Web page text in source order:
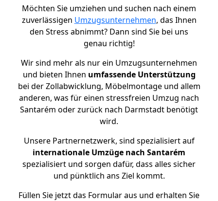
Möchten Sie umziehen und suchen nach einem
zuverlässigen Umzugsunternehmen, das Ihnen
den Stress abnimmt? Dann sind Sie bei uns
genau richtig!
Wir sind mehr als nur ein Umzugsunternehmen
und bieten Ihnen umfassende Unterstützung
bei der Zollabwicklung, Möbelmontage und allem
anderen, was für einen stressfreien Umzug nach
Santarém oder zurück nach Darmstadt benötigt
wird.
Unsere Partnernetzwerk, sind spezialisiert auf
internationale Umzüge nach Santarém
spezialisiert und sorgen dafür, dass alles sicher
und pünktlich ans Ziel kommt.
Füllen Sie jetzt das Formular aus und erhalten Sie